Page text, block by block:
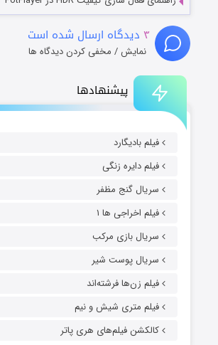
پیشنهادها
فیلم بادیگارد
فیلم دایره زنگی
سریال گنج مظفر
فیلم اخراجی ها ۱
سریال بازی مرکب
سریال پوست شیر
فیلم زن‌ها فرشته‌اند
فیلم متری شیش و نیم
کالکشن فیلم‌های هری پاتر
۳ دیدگاه ارسال شده است
نمایش / مخفی کردن دیدگاه ها